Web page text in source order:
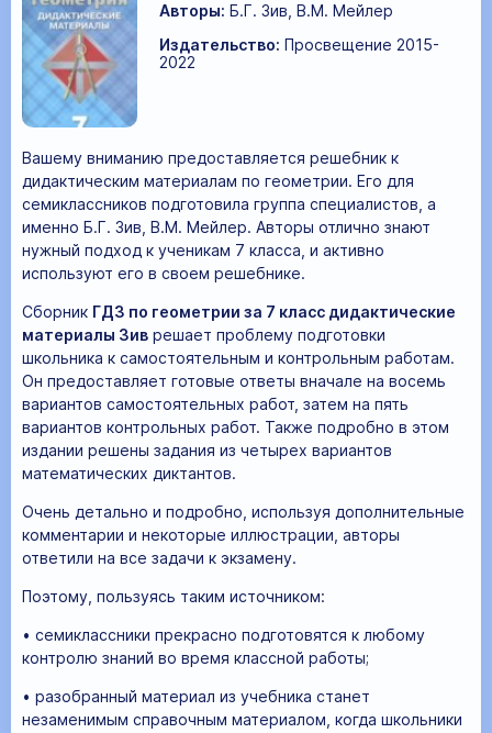
Авторы: Б.Г. Зив, В.М. Мейлер
Издательство: Просвещение 2015-
2022
Вашему вниманию предоставляется решебник к
дидактическим материалам по геометрии. Его для
семиклассников подготовила группа специалистов, а
именно Б.Г. Зив, В.М. Мейлер. Авторы отлично знают
нужный подход к ученикам 7 класса, и активно
используют его в своем решебнике.
Сборник ГДЗ по геометрии за 7 класс дидактические
материалы Зив решает проблему подготовки
школьника к самостоятельным и контрольным работам.
Он предоставляет готовые ответы вначале на восемь
вариантов самостоятельных работ, затем на пять
вариантов контрольных работ. Также подробно в этом
издании решены задания из четырех вариантов
математических диктантов.
Очень детально и подробно, используя дополнительные
комментарии и некоторые иллюстрации, авторы
ответили на все задачи к экзамену.
Поэтому, пользуясь таким источником:
• семиклассники прекрасно подготовятся к любому
контролю знаний во время классной работы;
• разобранный материал из учебника станет
незаменимым справочным материалом, когда школьники